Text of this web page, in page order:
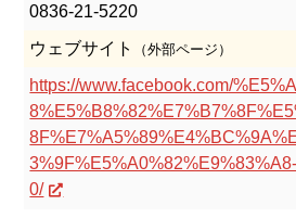
0836-21-5220
ウェブサイト
（外部ページ）
https://www.facebook.com/
0/